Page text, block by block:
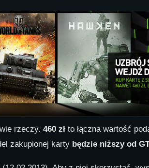
rzeczy. 460 złto łączna wartość
zakupionej karty będzie niższy od